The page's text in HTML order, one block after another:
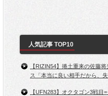
人気記事 TOP10
【RIZIN54】捲土重来の佐藤
ス「本当に良い相手だから、失
【UFN283】オクタゴン3戦目